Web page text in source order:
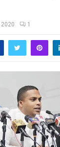
2020 1